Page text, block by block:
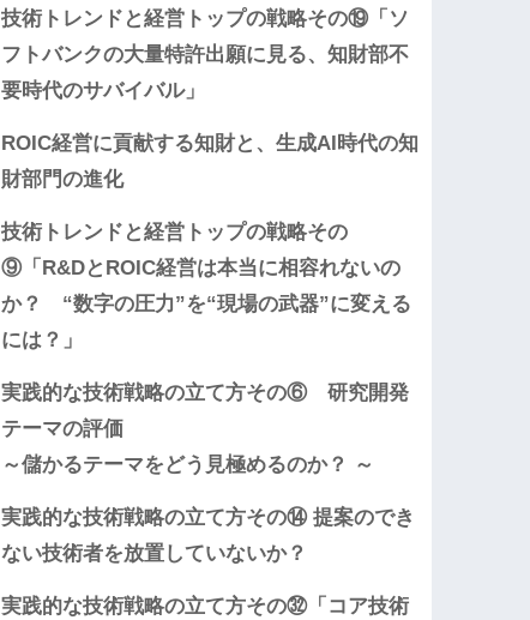
技術トレンドと経営トップの戦略その⑲「ソ
フトバンクの大量特許出願に見る、知財部不
要時代のサバイバル」
ROIC経営に貢献する知財と、生成AI時代の知
財部門の進化
技術トレンドと経営トップの戦略その
⑨「R&DとROIC経営は本当に相容れないの
か？ “数字の圧力”を“現場の武器”に変える
には？」
実践的な技術戦略の立て方その⑥ 研究開発
テーマの評価
～儲かるテーマをどう見極めるのか？ ～
実践的な技術戦略の立て方その⑭ 提案のでき
ない技術者を放置していないか？
実践的な技術戦略の立て方その㉜「コア技術